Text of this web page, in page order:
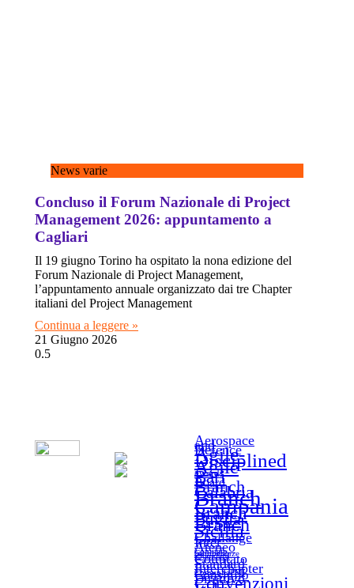
News varie
Concluso il Forum Nazionale di Project
Management 2026: appuntamento a
Cagliari
Il 19 giugno Torino ha ospitato la nona edizione del
Forum Nazionale di Project Management,
l’appuntamento annuale organizzato dai tre Chapter
italiani del Project Management
Continua a leggere »
21 Giugno 2026
Aerospace
and
Defence
Agile-
Disciplined
Agile
awards
Bari
Board
Branch
Calabria
Branch
Campania
Branch
Puglia
Branch
Sicilia
Challange
Inter-
Ateneo
Comitato
Competenze
e Standard
Comitato
Standard
Interchapter
ComunitaPMl
Consiglio
Direttivo
Convenzioni